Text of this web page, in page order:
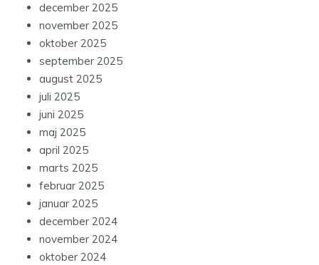
december 2025
november 2025
oktober 2025
september 2025
august 2025
juli 2025
juni 2025
maj 2025
april 2025
marts 2025
februar 2025
januar 2025
december 2024
november 2024
oktober 2024